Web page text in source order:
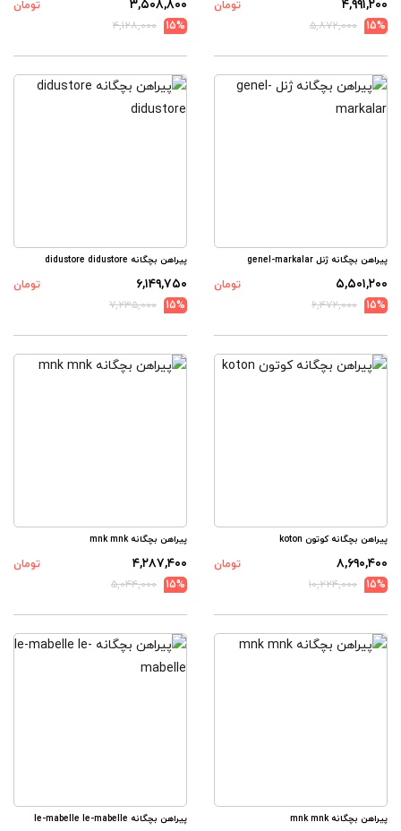
۴,۹۹۱,۲۰۰
تومان
15%
۵,۸۷۲,۰۰۰
۳,۵۰۸,۸۰۰
تومان
15%
۴,۱۲۸,۰۰۰
پیراهن بچگانه ژنل genel-markalar
۵,۵۰۱,۲۰۰
تومان
15%
۶,۴۷۲,۰۰۰
پیراهن بچگانه didustore didustore
۶,۱۴۹,۷۵۰
تومان
15%
۷,۲۳۵,۰۰۰
پیراهن بچگانه کوتون koton
۸,۶۹۰,۴۰۰
تومان
15%
۱۰,۲۲۴,۰۰۰
پیراهن بچگانه mnk mnk
۴,۲۸۷,۴۰۰
تومان
15%
۵,۰۴۴,۰۰۰
پیراهن بچگانه mnk mnk پیراهن بچگانه le-mabelle le-mabelle